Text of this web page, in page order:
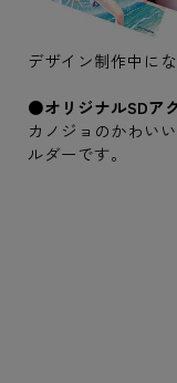
デザイン制作中にな
●オリジナルSDア
カノジョのかわい
ルダーです。